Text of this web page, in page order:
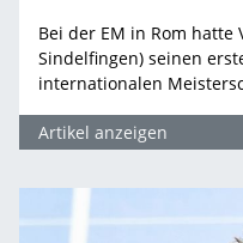
Bei der EM in Rom hatte
Sindelfingen) seinen
internationalen
Artikel anzeigen